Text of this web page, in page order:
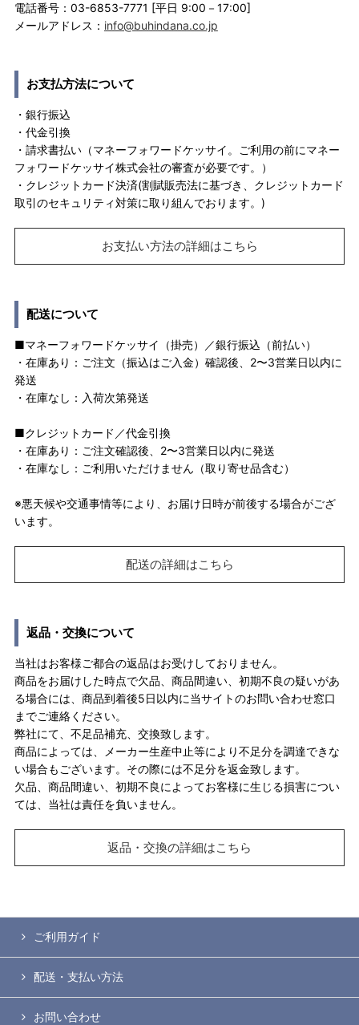
電話番号：03-6853-7771 [平日 9:00－17:00]
メールアドレス： info@buhindana.co.jp
お支払方法について
・銀行振込
・代金引換
・請求書払い（マネーフォワードケッサイ。ご利用の前にマネー
フォワードケッサイ株式会社の審査が必要です。）
・クレジットカード決済(割賦販売法に基づき、クレジットカード
取引のセキュリティ対策に取り組んでおります。)
お支払い方法の詳細はこちら
配送について
■マネーフォワードケッサイ（掛売）／銀行振込（前払い）
・在庫あり：ご注文（振込はご入金）確認後、2〜3営業日以内に
発送
・在庫なし：入荷次第発送
■クレジットカード／代金引換
・在庫あり：ご注文確認後、2〜3営業日以内に発送
・在庫なし：ご利用いただけません（取り寄せ品含む）
※悪天候や交通事情等により、お届け日時が前後する場合がござ
います。
配送の詳細はこちら
返品・交換について
当社はお客様ご都合の返品はお受けしておりません。
商品をお届けした時点で欠品、商品間違い、初期不良の疑いがあ
る場合には、商品到着後5日以内に当サイトのお問い合わせ窓口
までご連絡ください。
弊社にて、不足品補充、交換致します。
商品によっては、メーカー生産中止等により不足分を調達できな
い場合もございます。その際には不足分を返金致します。
欠品、商品間違い、初期不良によってお客様に生じる損害につい
ては、当社は責任を負いません。
返品・交換の詳細はこちら
ご利用ガイド
配送・支払い方法
お問い合わせ